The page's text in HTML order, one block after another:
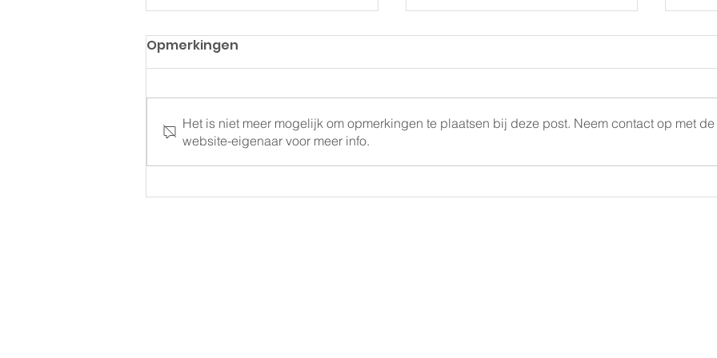
Beleidsplan in tekening?
Dat kan!
Trainen voor een
hackathon
Opmerkingen
Het is niet meer mogelijk om opmerkingen te plaatsen bij deze post. Neem contact op met de
website-eigenaar voor meer info.